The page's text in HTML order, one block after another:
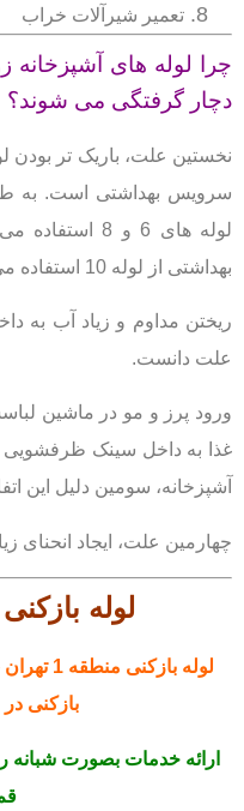
تعمیر شیرآلات خراب
چرا لوله های آشپزخانه
دچار گرفتگی می شوند؟
نخستین علت، باریک تر بودن
سرویس بهداشتی است. به
لوله های 6 و 8 استفاده می شود.
بهداشتی از لوله 10 استفاده می شود.
ریختن مداوم و زیاد آب به
علت دانست.
ورود پرز و مو در ماشین
غذا به داخل سینک
آشپزخانه، سومین دلیل این
چهارمین علت، ایجاد انحنای
لوله بازکنی
لوله بازکنی منطقه 1 تهران
بازکنی در
ارائه خدمات بصورت شبانه